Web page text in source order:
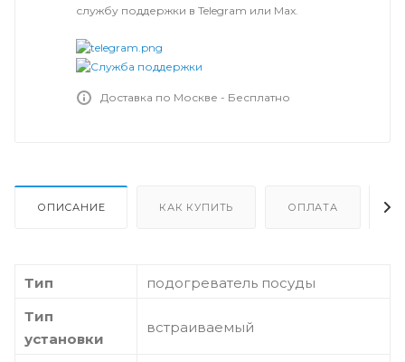
службу поддержки в Telegram или Max.
Доставка по Москве - Бесплатно
ОПИСАНИЕ КАК КУПИТЬ ОПЛАТА
Тип
подогреватель посуды
Тип
установки
встраиваемый